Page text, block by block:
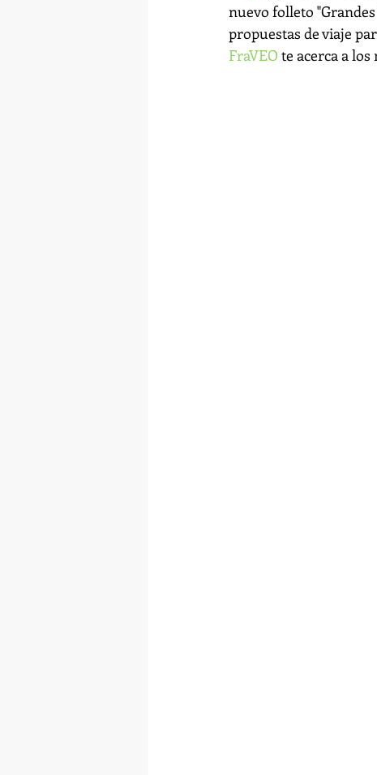
nuevo folleto
propuestas de viaje
FraVEO te acerca a